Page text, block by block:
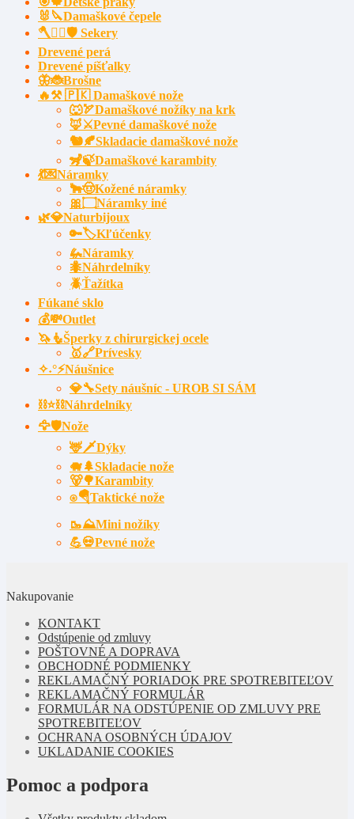
🐰🔪Damaškové čepele
🪓🧔‍♂️🛡️ Sekery
Drevené perá
Drevené píšťalky
🦋🐞Brošne
🔥⚒️ 🇵🇰 Damaškové nože
🐺🏹Damaškové nožíky na krk
🦊⚔️Pevné damaškové nože
🐿️🍂Skladacie damaškové nože
🦨🍃Damaškové karambity
💃💌Náramky
🐂🤠Kožené náramky
🎀۝Náramky iné
🌿💎Naturbijoux
🔑🏷️Kľúčenky
🦗Náramky
🐜Náhrdelníky
🪲Ťažítka
Fúkané sklo
💰💸Outlet
🦄🧜Šperky z chirurgickej ocele
🥇🔗Prívesky
✧˖°⚡Náušnice
💎🔧Sety náušníc - UROB SI SÁM
⛓⭐⛓️Náhrdelníky
🦅🛡️Nože
🦌🗡Dýky
🐗🌲Skladacie nože
🐻🌳Karambity
⍟🪂Taktické nože
🥾⛰️Mini nožíky
💪💀Pevné nože
Nakupovanie
KONTAKT
Odstúpenie od zmluvy
POŠTOVNÉ A DOPRAVA
OBCHODNÉ PODMIENKY
REKLAMAČNÝ PORIADOK PRE SPOTREBITEĽOV
REKLAMAČNÝ FORMULÁR
FORMULÁR NA ODSTÚPENIE OD ZMLUVY PRE
SPOTREBITEĽOV
OCHRANA OSOBNÝCH ÚDAJOV
UKLADANIE COOKIES
Pomoc a podpora